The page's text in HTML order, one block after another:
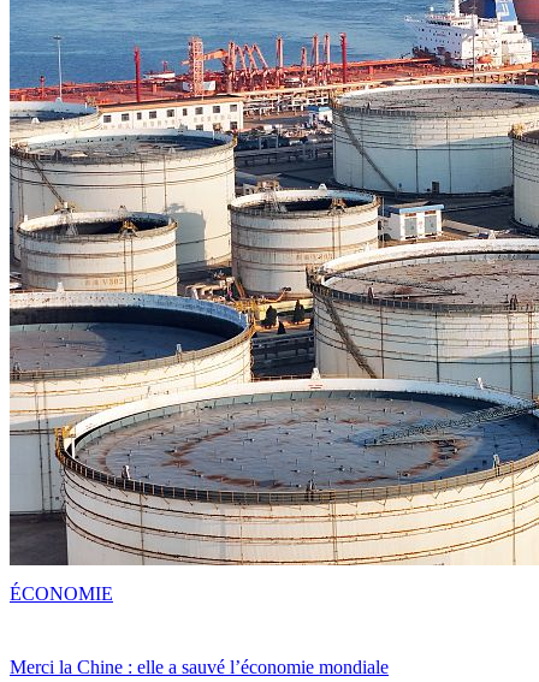
Merci la Chine : elle a sauvé l’économie mondiale
ÉCONOMIE